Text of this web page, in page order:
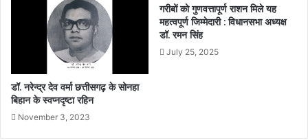
डॉ. नरेन्द्र देव वर्मा छत्तीसगढ़ के सोनहा
बिहान के स्वप्नदृष्टा रहिन
November 3, 2023
गरीबों को गुणवत्तापूर्ण राशन मिले यह
महत्वपूर्ण जिम्मेदारी : विधानसभा अध्यक्ष
डॉ. रमन सिंह
July 25, 2025